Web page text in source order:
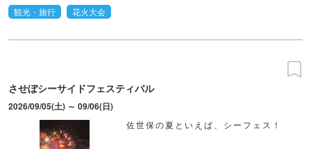
観光・旅行
花火大会
させぼシーサイドフェスティバル
2026/09/05(土) ～ 09/06(日)
佐世保の夏といえば、シーフェス！